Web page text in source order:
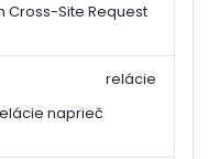
Site Request
naprieč
relácie